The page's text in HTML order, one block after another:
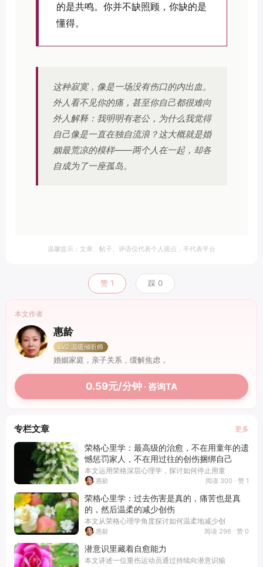
的是共鸣。你并不缺照顾，你缺的是
懂得。
这种寂寞，像是一场没有伤口的内出血。
外人看不见你的痛，甚至你自己都很难向
外人解释：我明明有老公，为什么我觉得
自己像是一直在独自流浪？这大概就是婚
姻最荒凉的模样——两个人在一起，却各
自成为了一座孤岛。
温馨提示：文章、帖子、评语仅代表个人观点，不代表平台
赞 1 踩 0
本文作者
惠龄
LV2.温暖倾听师
婚姻家庭，亲子关系，缓解焦虑，
0.59元/分钟 · 咨询TA
专栏文章 更多
荣格心里学：最高级的治愈，不在用童年的遗
憾惩罚家人，不在用过往的创伤捆绑自己
本文运用荣格深层心理学，探讨如何停止用童
惠龄 阅读 300 · 赞 1
荣格心里学：过去伤害是真的，痛苦也是真
的，然后温柔的减少创伤
本文从荣格心理学角度探讨如何温柔地减少创
惠龄 阅读 296 · 赞 0
潜意识里藏着自愈能力
本文讲述一位重伤运动员通过持续向潜意识输